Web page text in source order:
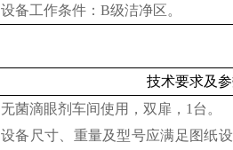
设备工作条件： B级洁净区。
技术要求及
无菌滴眼剂车间使用，双扉， 1 台。
设备尺寸、重量及型号应满足图纸